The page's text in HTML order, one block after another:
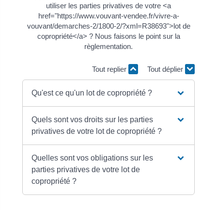
utiliser les parties privatives de votre <a
href="https://www.vouvant-vendee.fr/vivre-a-
vouvant/demarches-2/1800-2/?xml=R38693">lot de
copropriété</a> ? Nous faisons le point sur la
règlementation.
Tout replier Tout déplier
Qu'est ce qu'un lot de copropriété ?
Quels sont vos droits sur les parties
privatives de votre lot de copropriété ?
Quelles sont vos obligations sur les
parties privatives de votre lot de
copropriété ?